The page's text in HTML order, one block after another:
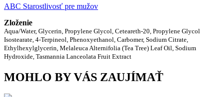
ABC Starostlivosť pre mužov
Zloženie
Aqua/Water, Glycerin, Propylene Glycol, Ceteareth-20, Propylene Glycol
Isostearate, 4-Terpineol, Phenoxyethanol, Carbomer, Sodium Citrate,
Ethylhexylglycerin, Melaleuca Alternifolia (Tea Tree) Leaf Oil, Sodium
Hydroxide, Tasmannia Lanceolata Fruit Extract
MOHLO BY VÁS ZAUJÍMAŤ